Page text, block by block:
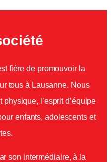
fière de promouvoir la
tous à Lausanne. Nous
l’esprit d’équipe
enfants, adolescents et
son intermédiaire, à la